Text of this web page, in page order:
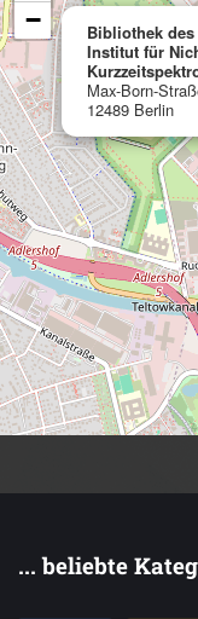
Bibliothek
Institut für
Max-Born-
12489 Berlin
−
... beliebte